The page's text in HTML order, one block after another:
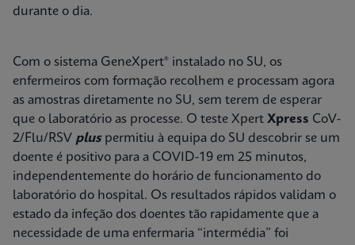
durante o dia.
Com o sistema GeneXpert® instalado no SU, os
enfermeiros com formação recolhem e processam agora
as amostras diretamente no SU, sem terem de esperar
que o laboratório as processe. O teste Xpert Xpress CoV-
2/Flu/RSV pluspermitiu à equipa do SU descobrir se um
doente é positivo para a COVID-19 em 25 minutos,
independentemente do horário de funcionamento do
laboratório do hospital. Os resultados rápidos validam o
estado da infeção dos doentes tão rapidamente que a
necessidade de uma enfermaria “intermédia” foi